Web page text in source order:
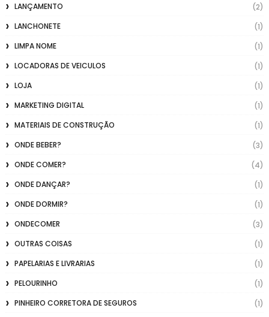
LANÇAMENTO
(2)
LANCHONETE
(1)
LIMPA NOME
(1)
LOCADORAS DE VEICULOS
(1)
LOJA
(1)
MARKETING DIGITAL
(1)
MATERIAIS DE CONSTRUÇÃO
(1)
ONDE BEBER?
(3)
ONDE COMER?
(4)
ONDE DANÇAR?
(1)
ONDE DORMIR?
(1)
ONDECOMER
(3)
OUTRAS COISAS
(1)
PAPELARIAS E LIVRARIAS
(1)
PELOURINHO
(1)
PINHEIRO CORRETORA DE SEGUROS
(1)